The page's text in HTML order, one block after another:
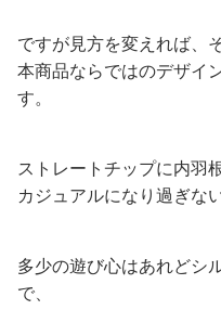
ですが見方を変えれば、
本商品ならではのデザイ
す。
ストレートチップに内羽
カジュアルになり過ぎな
多少の遊び心はあれどシ
で、